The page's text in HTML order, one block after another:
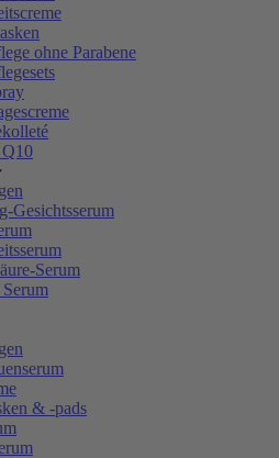
ohne Parabene
Gesichtsserum
Serum
& -pads